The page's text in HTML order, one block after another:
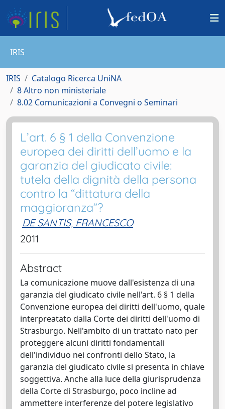
IRIS
IRIS
Catalogo Ricerca UniNA
8 Altro non ministeriale
8.02 Comunicazioni a Convegni o Seminari
L’art. 6 § 1 della Convenzione
europea dei diritti dell’uomo e la
garanzia del giudicato civile:
tutela della dignità della persona
contro la “dittatura della
maggioranza”?
DE SANTIS, FRANCESCO
2011
Abstract
La comunicazione muove dall'esistenza di una
garanzia del giudicato civile nell'art. 6 § 1 della
Convenzione europea dei diritti dell'uomo, quale
interpreatato dalla Corte dei diritti dell'uomo di
Strasburgo. Nell'ambito di un trattato nato per
proteggere alcuni diritti fondamentali
dell'individuo nei confronti dello Stato, la
garanzia del giudicato civile si presenta in chiave
soggettiva. Anche alla luce della giurisprudenza
della Corte di Strasburgo, poco incline ad
ammettere interferenze del potere legislativo